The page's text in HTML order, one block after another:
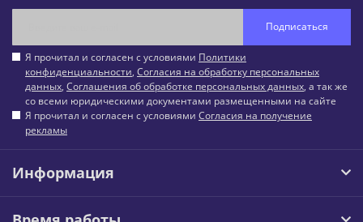
Подписаться
Я прочитал и согласен с условиями Политики
конфиденциальности, Согласия на обработку персональных
данных, Соглашения об обработке персональных данных, а так же
со всеми юридическими документами размещенными на сайте
Я прочитал и согласен с условиями Согласия на получение
рекламы
Информация